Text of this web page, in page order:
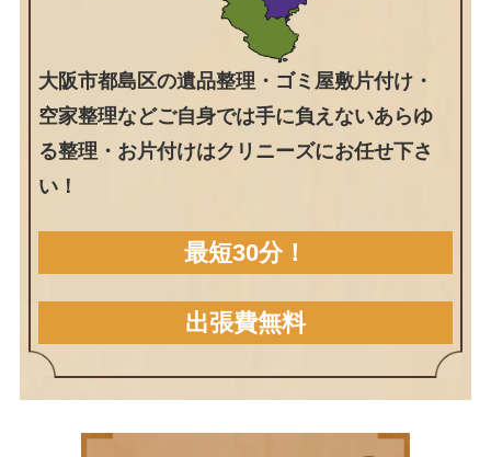
大阪市都島区の遺品整理・ゴミ屋敷片付け・
空家整理などご自身では手に負えないあらゆ
る整理・お片付けはクリニーズにお任せ下さ
い！
最短30分！
出張費無料